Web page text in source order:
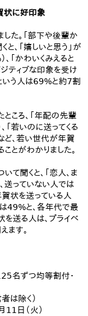
状に好印象
た。「部下や後輩か
、「嬉しいと思う」が
「かわいくみえると
ティブな印象を受け
いう人は69%と約7割
ころ、「年配の先輩
「若いのに送ってくる
ど、若い世代が年賀
とがわかりました。
て聞くと、「恋人、ま
送っていない人では
状を送っている人
49%と、各年代で最
を送る人は、プライベ
ます。
名ずつ均等割付・
は除く）
日（火）